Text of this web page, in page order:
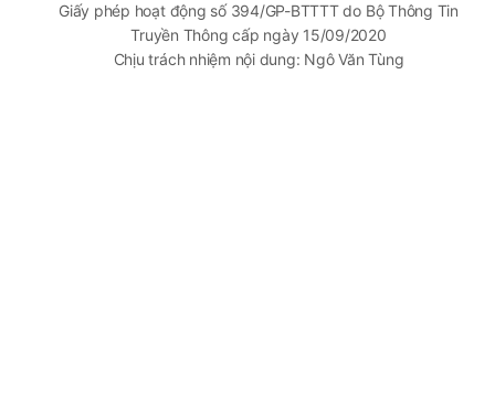
Giấy phép hoạt động số 394/GP-BTTTT do Bộ Thông Tin
Truyền Thông cấp ngày 15/09/2020
Chịu trách nhiệm nội dung: Ngô Văn Tùng